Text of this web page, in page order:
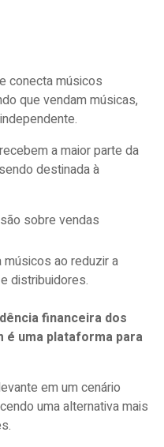
conecta músicos
que vendam músicas,
a maior parte da
destinada à
sobre vendas
músicos ao reduzir a
distribuidores.
financeira dos
é uma plataforma para
em um cenário
uma alternativa mais